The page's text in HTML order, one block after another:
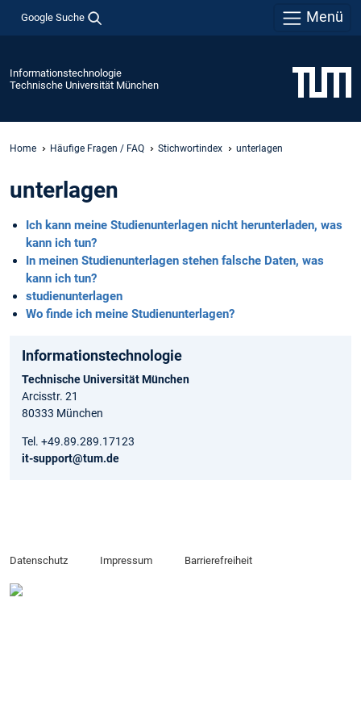
Google Suche Menü
Informationstechnologie
Technische Universität München
Home Häufige Fragen / FAQ Stichwortindex unterlagen
unterlagen
Ich kann meine Studienunterlagen nicht herunterladen, was
kann ich tun?
In meinen Studienunterlagen stehen falsche Daten, was
kann ich tun?
studienunterlagen
Wo finde ich meine Studienunterlagen?
Informationstechnologie
Technische Universität München
Arcisstr. 21
80333 München
Tel. +49.89.289.17123
it-support@tum.de
Datenschutz Impressum Barrierefreiheit